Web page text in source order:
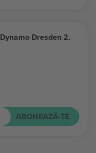
Dresden 2.
ABONEAZĂ-TE